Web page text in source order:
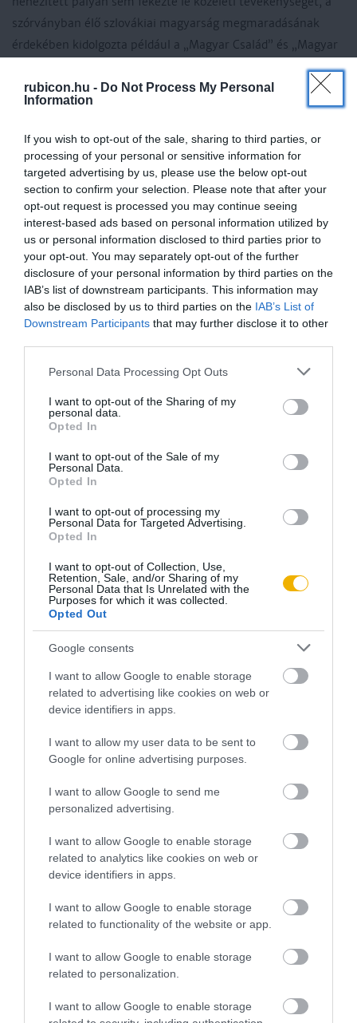
rubicon.hu - Do Not Process My Personal
Information
If you wish to opt-out of the sale, sharing to third parties, or
processing of your personal or sensitive information for
targeted advertising by us, please use the below opt-out
section to confirm your selection. Please note that after your
opt-out request is processed you may continue seeing
interest-based ads based on personal information utilized by
us or personal information disclosed to third parties prior to
your opt-out. You may separately opt-out of the further
disclosure of your personal information by third parties on the
IAB’s list of downstream participants. This information may
also be disclosed by us to third parties on the IAB’s List of
Downstream Participants that may further disclose it to other
Please note that this website/app uses one or more Google
not limited to your visit or usage behaviour. You may click to
grant or deny consent to Google and its third-party tags to
use your data for below specified purposes in below Google
consent section.
Personal Data Processing Opt Outs
I want to opt-out of the Sharing of my
personal data.
Opted In
I want to opt-out of the Sale of my
Personal Data.
Opted In
I want to opt-out of processing my
Personal Data for Targeted Advertising.
Opted In
I want to opt-out of Collection, Use,
Retention, Sale, and/or Sharing of my
Personal Data that Is Unrelated with the
Purposes for which it was collected.
Opted Out
Google consents
I want to allow Google to enable storage
related to advertising like cookies on web or
device identifiers in apps.
I want to allow my user data to be sent to
Google for online advertising purposes.
I want to allow Google to send me
personalized advertising.
I want to allow Google to enable storage
related to analytics like cookies on web or
device identifiers in apps.
I want to allow Google to enable storage
related to functionality of the website or app.
I want to allow Google to enable storage
related to personalization.
I want to allow Google to enable storage
szórványban élő szlovákiai magyarság megmaradásának
érdekében kidolgozta például a „Magyar Család” és „Magyar
A második világháború kitörésekor aktívan részt vett a
megszervezésében. A szlovák parlamentben a magyarság
egyetlen képviselőjeként védelmébe vette az üldözött,
Szlovákiában maradt magyarokat, sőt, az üldözött szlovákiai
szlovákokat, cseheket és zsidókat is. Következetesen
fellépett a szlovák kormánypolitikát egyre inkább
meghatározó náci ideológia ellen, ezért is alaptalan a máig
érvényben lévő, háborús bűnösségre vonatkozó szlovákiai
vád. Híres mondata:„A mi jelünk a kereszt, nem pedig a
horogkereszt.” 1942. május 15-én a szlovák parlament
Magyarországot és Szlovákiát is 1944. március 19-én
megszállta a náci Németország. A hitleri megszállás ellen
pozsonyi svájci követségen keresztül juttatta el a
szövetséges nagyhatalmakhoz. 1944 karácsonyán
Budapesten a nyilasok letartóztatták, rövid időre internálták,
a Gestapo körözte.
A második világháború után a Magyar Párt vezetőivel a
kibontakozó atrocitásokra hivatkozva memorandumban kért
védelmet a felvidéki magyarság részére az újraalakuló
Gustáv Husak belügyi megbízottól, aki azonban
letartóztatta. A magyar miniszterelnök, Dálnoki Miklós Béla
1945-ben kísérletet tett külügyminiszterén keresztül
miniszterelnöki hivatal értesülése szerint a szlovák politikai
rendőrség által lefogott Esterházyt„Szlovákia első számú
háborús bűnöseként akarják a szlovákság elé prédául dobni
és elítélni”. Végül a szlovák állam átadta Esterházyt a szovjet
1946. június 24-én Moszkvában koholt váddal 10 éves javító
16-án halálra ítélték a Csehszlovák Köztársaság
felbomlasztásának és a fasizmus kiszolgálásának hazug
vádjával. Családtagjait – feleségét, gyermekeit – soha többé
nem láthatta. A csehszlovák kormány kiadatási kérelmére –
a cél a halálos ítélet végrehajtása volt – a Szovjetunió úgy
döntött, hogy Esterházyt kiadja északi szomszédunknak. A